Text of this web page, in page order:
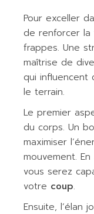
Pour exceller
de renforcer la
frappes. Une
maîtrise de
qui influencent
le terrain.
Le premier
du corps. Un
maximiser
mouvement.
vous serez
votre coup.
Ensuite, l’élan